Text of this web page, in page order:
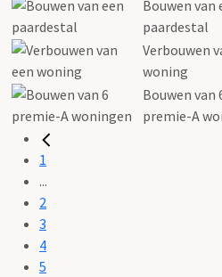
Bouwen van
paardestal
Verbouwen
woning
Bouwen van
premie-A
1
...
2
3
4
5